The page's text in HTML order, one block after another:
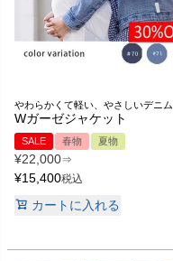
やわらかくて軽い、やさしいデニム
Wガーゼジャケット
SALE 春物 夏物
¥22,000⇒
¥15,400税込
カートに入れる